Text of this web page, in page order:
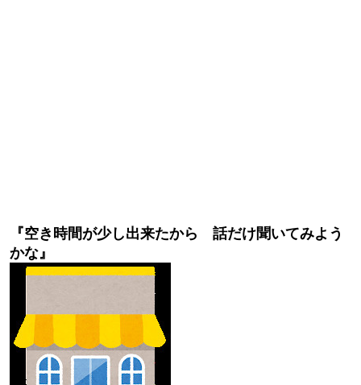
『空き時間が少し出来たから 話だけ聞いてみよう
かな』